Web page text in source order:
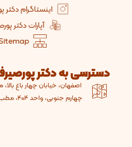
اینستاگرام دکتر
آپارات دکتر
دسترسی به دکتر
اصفهان، خیابان چهار باغ
چهارم جنوبی، واحد 404، مطب دکتر علیرضا پورصیرفی